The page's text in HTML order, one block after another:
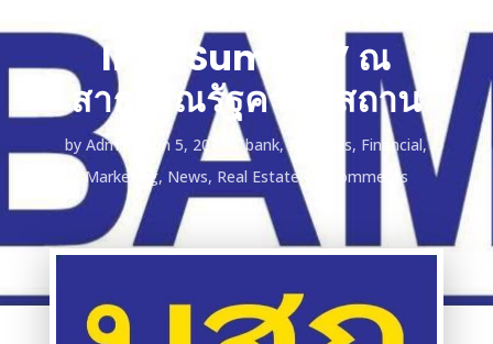
IPAF Summit” ณ
สาธารณรัฐคาซัคสถาน
byAdmin Jun 5, 2026 bank, Business, Financial,
Marketing, News, Real Estate 0 comments